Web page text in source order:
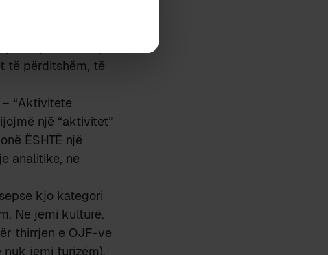
Në thirrjen
të përditshëm, të
“Aktivitete
një “aktivitet”
ËSHTË një
analitike, ne
kjo kategori
Ne jemi kulturë.
thirrjen e OJF-ve
jemi turizëm),